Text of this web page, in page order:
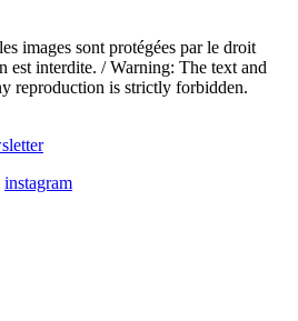
images sont protégées par le droit
est interdite. / Warning: The text and
reproduction is strictly forbidden.
instagram